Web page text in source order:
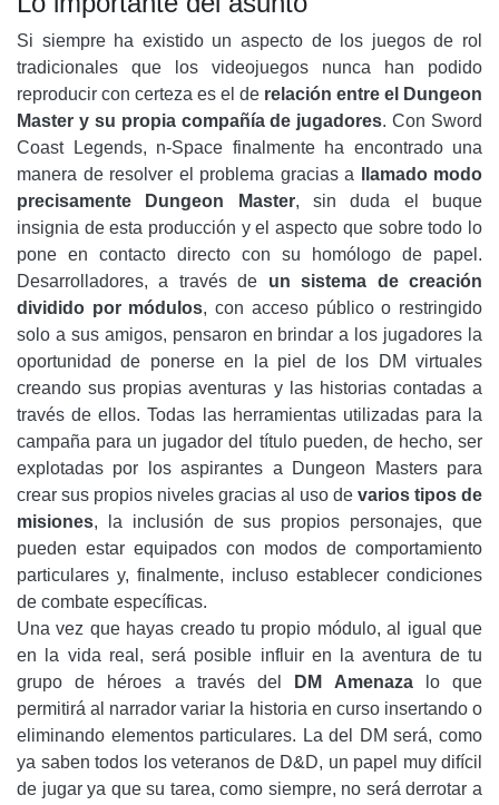
Si siempre ha existido un aspecto de los juegos de rol
tradicionales que los videojuegos nunca han podido
reproducir con certeza es el de relación entre el Dungeon
Master y su propia compañía de jugadores. Con Sword
Coast Legends, n-Space finalmente ha encontrado una
manera de resolver el problema gracias a llamado modo
precisamente Dungeon Master, sin duda el buque
insignia de esta producción y el aspecto que sobre todo lo
pone en contacto directo con su homólogo de papel.
Desarrolladores, a través de un sistema de creación
dividido por módulos, con acceso público o restringido
solo a sus amigos, pensaron en brindar a los jugadores la
oportunidad de ponerse en la piel de los DM virtuales
creando sus propias aventuras y las historias contadas a
través de ellos. Todas las herramientas utilizadas para la
campaña para un jugador del título pueden, de hecho, ser
explotadas por los aspirantes a Dungeon Masters para
crear sus propios niveles gracias al uso de varios tipos de
misiones, la inclusión de sus propios personajes, que
pueden estar equipados con modos de comportamiento
particulares y, finalmente, incluso establecer condiciones
de combate específicas.
Una vez que hayas creado tu propio módulo, al igual que
en la vida real, será posible influir en la aventura de tu
grupo de héroes a través del
DM Amenazalo que
permitirá al narrador variar la historia en curso insertando o
eliminando elementos particulares. La del DM será, como
ya saben todos los veteranos de D&D, un papel muy difícil
de jugar ya que su tarea, como siempre, no será derrotar a